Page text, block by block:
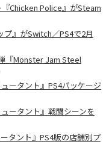
Chicken Police』がSteam
プ』がSwitch／PS4で2月
『Monster Jam Steel
ータント』PS4パッケージ
ータント』戦闘シーンを
タント』PS4版の店舗別プ